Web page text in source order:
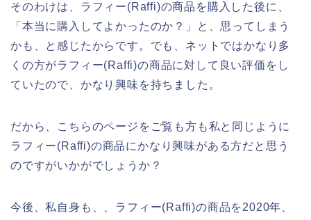
そのわけは、ラフィー(Raffi)の商品を購入した後に、
「本当に購入してよかったのか？」と、思ってしまう
かも、と感じたからです。でも、ネットではかなり多
くの方がラフィー(Raffi)の商品に対して良い評価をし
ていたので、かなり興味を持ちました。
だから、こちらのページをご覧も方も私と同じように
ラフィー(Raffi)の商品にかなり興味がある方だと思う
のですがいかがでしょうか？
今後、私自身も、、ラフィー(Raffi)の商品を2020年、